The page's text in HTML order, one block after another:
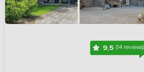
9,5(14 reviews)